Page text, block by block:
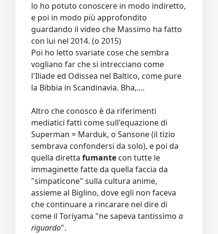
lo ho potuto conoscere in modo indiretto,
e poi in modo più approfondito
guardando il video che Massimo ha fatto
con lui nel 2014. (o 2015)
Poi ho letto svariate cose che sembra
vogliano far che si intrecciano come
l'Iliade ed Odissea nel Baltico, come pure
la Bibbia in Scandinavia. Bha,....
Altro che conosco è da riferimenti
mediatici fatti come sull'equazione di
Superman = Marduk, o Sansone (il tizio
sembrava confondersi da solo), e poi da
quella diretta fumante con tutte le
immaginette fatte da quella faccia da
"simpaticone" sulla cultura anime,
assieme al Biglino, dove egli non faceva
che continuare a rincarare nel dire di
come il Toriyama "ne sapeva tantissimo a
riguardo".